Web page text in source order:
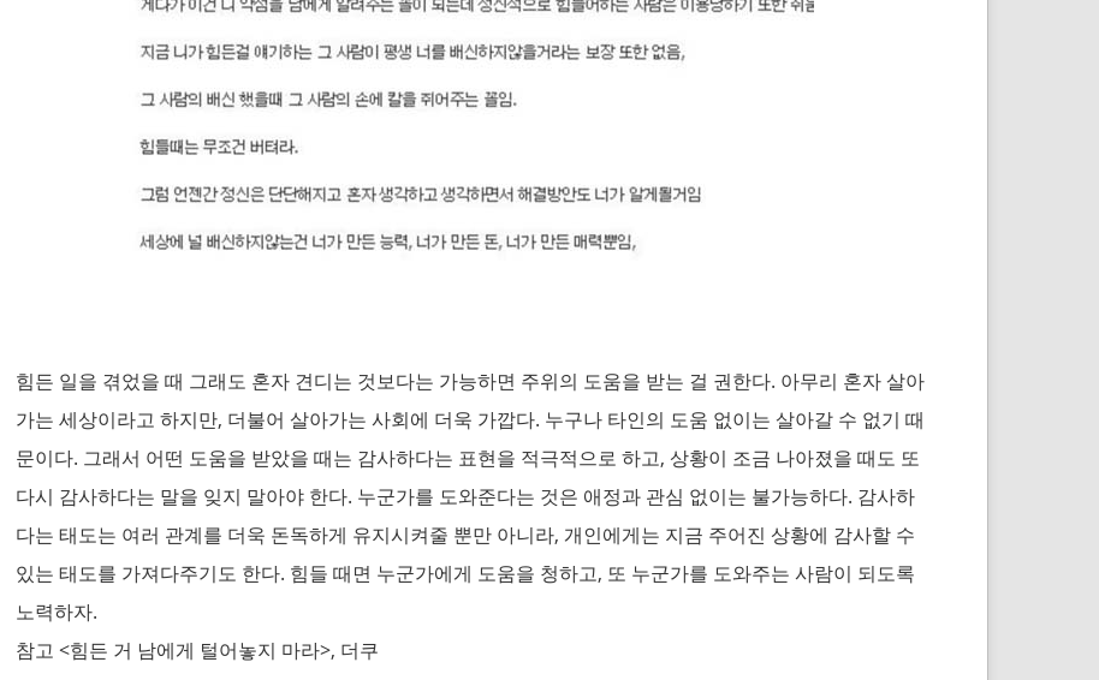
힘든 일을 겪었을 때 그래도 혼자 견디는 것보다는 가능하면 주위의 도움을 받는 걸 권한다. 아무리 혼자 살아
가는 세상이라고 하지만, 더불어 살아가는 사회에 더욱 가깝다. 누구나 타인의 도움 없이는 살아갈 수 없기 때
문이다. 그래서 어떤 도움을 받았을 때는 감사하다는 표현을 적극적으로 하고, 상황이 조금 나아졌을 때도 또
다시 감사하다는 말을 잊지 말아야 한다. 누군가를 도와준다는 것은 애정과 관심 없이는 불가능하다. 감사하
다는 태도는 여러 관계를 더욱 돈독하게 유지시켜줄 뿐만 아니라, 개인에게는 지금 주어진 상황에 감사할 수
있는 태도를 가져다주기도 한다. 힘들 때면 누군가에게 도움을 청하고, 또 누군가를 도와주는 사람이 되도록
노력하자.
참고 <힘든 거 남에게 털어놓지 마라>, 더쿠